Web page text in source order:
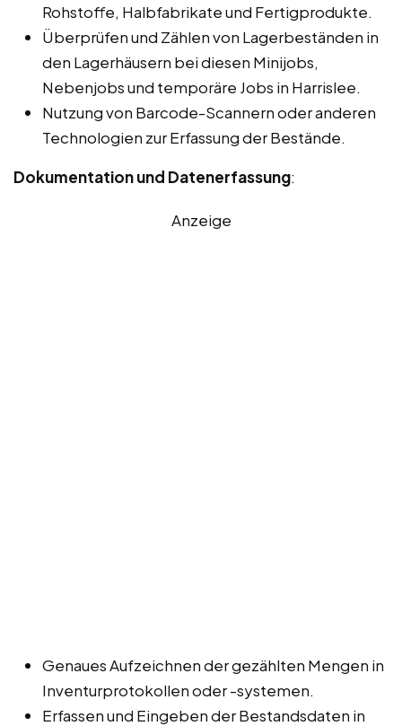
Rohstoffe, Halbfabrikate und Fertigprodukte.
Überprüfen und Zählen von Lagerbeständen in
den Lagerhäusern bei diesen Minijobs,
Nebenjobs und temporäre Jobs in Harrislee.
Nutzung von Barcode-Scannern oder anderen
Technologien zur Erfassung der Bestände.
Dokumentation und Datenerfassung:
Anzeige
Genaues Aufzeichnen der gezählten Mengen in
Inventurprotokollen oder -systemen.
Erfassen und Eingeben der Bestandsdaten in